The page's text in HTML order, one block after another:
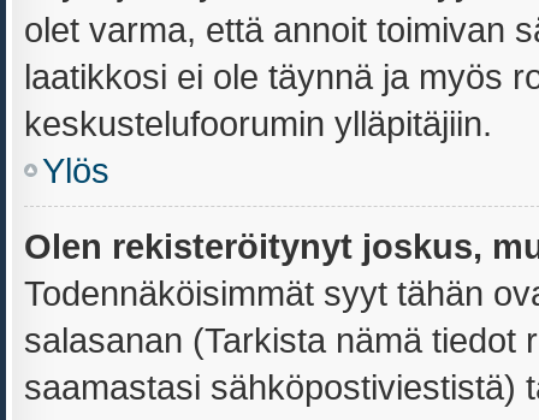
olet varma, että annoit toimivan
laatikkosi ei ole täynnä ja myös
keskustelufoorumin ylläpitäjiin.
Ylös
Olen rekisteröitynyt joskus,
Todennäköisimmät syyt tähän
salasanan (Tarkista nämä tiedot
saamastasi sähköpostiviestistä)